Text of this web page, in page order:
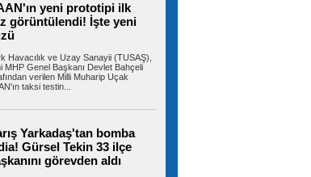
Amasyalı genç çiftçi bu yıl
ton patatesi ücretsiz dağıttı
Suluova ilçesinde geçen yıl tarlada
israf olmaması...
Heybeliada Deniz Harp
yangına müdahale sürüyor
Harp Okulu’nun çatısında
esnasında...
yeni prototipi ilk
görüntülendi! İşte yeni
Havacılık ve Uzay Sanayii (TUSAŞ),
MHP Genel Başkanı Devlet Bahçeli
verilen Milli Muharip Uçak
taksi testin...
Yarkadaş'tan bomba
Gürsel Tekin 33 ilçe
görevden aldı